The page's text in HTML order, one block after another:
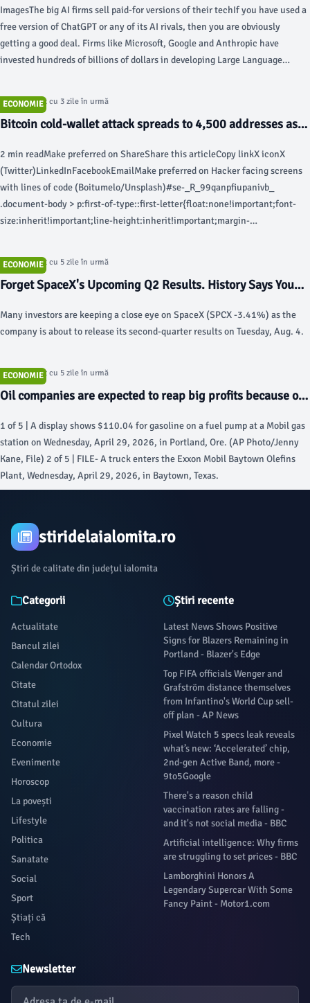
ImagesThe big AI firms sell paid-for versions of their techIf you have used a
free version of ChatGPT or any of its AI rivals, then you are obviously
getting a good deal. Firms like Microsoft, Google and Anthropic have
invested hundreds of billions of dollars in developing Large Language
ECONOMIE
Articol postat cu 3 zile în urmă
Bitcoin cold-wallet attack spreads to 4,500 addresses as
2 min readMake preferred on ShareShare this articleCopy linkX iconX
(Twitter)LinkedInFacebookEmailMake preferred on Hacker facing screens
with lines of code (Boitumelo/Unsplash)#se-_R_99qanpfiupanivb_
.document-body > p:first-of-type::first-letter{float:none!important;font-
size:inherit!important;line-height:inherit!important;margin-
Coldcard firmware release has enabled attackers to systematically drain
bitcoin from thousands of wallets by reproducing keys generated with weak
swept 1,367 bitcoin—nearly $89 million at recent prices—from 4,585
addresses, with the latest wave targeting smaller balances and using more
each wave is the work of a single operator, but cannot determine whether
the same attacker is behind all three, as the blockchain does not reveal
whether separate sweeps are coordinated.The attacker working through
Coldcard-generated keys is now emptying wallets worth a few thousand
dollars each. Galaxy Research flagged a third wave of sweeps early Sunday,
roughly 208 bitcoin drained from 1,912 addresses between Friday midday
and Saturday morning UTC.
ECONOMIE
Articol postat cu 5 zile în urmă
Forget SpaceX's Upcoming Q2 Results. History Says You
Stock. - The Motley Fool
Many investors are keeping a close eye on SpaceX (SPCX -3.41%) as the
company is about to release its second-quarter results on Tuesday, Aug. 4.
ECONOMIE
Articol postat cu 5 zile în urmă
Oil companies are expected to reap big profits because of
1 of 5 | A display shows $110.04 for gasoline on a fuel pump at a Mobil gas
station on Wednesday, April 29, 2026, in Portland, Ore. (AP Photo/Jenny
Kane, File) 2 of 5 | FILE- A truck enters the Exxon Mobil Baytown Olefins
Plant, Wednesday, April 29, 2026, in Baytown, Texas.
stiridelaialomita.ro
Știri de calitate din județul ialomita
Categorii
Actualitate
Bancul zilei
Calendar Ortodox
Citate
Citatul zilei
Cultura
Economie
Evenimente
Horoscop
La povești
Lifestyle
Politica
Sanatate
Social
Sport
Știați că
Tech
Știri recente
Latest News Shows Positive
Signs for Blazers Remaining in
Portland - Blazer's Edge
Top FIFA officials Wenger and
Grafström distance themselves
from Infantino's World Cup sell-
off plan - AP News
Pixel Watch 5 specs leak reveals
what’s new: ‘Accelerated’ chip,
2nd-gen Active Band, more -
9to5Google
There's a reason child
vaccination rates are falling -
and it's not social media - BBC
Artificial intelligence: Why firms
are struggling to set prices - BBC
Lamborghini Honors A
Legendary Supercar With Some
Fancy Paint - Motor1.com
Newsletter